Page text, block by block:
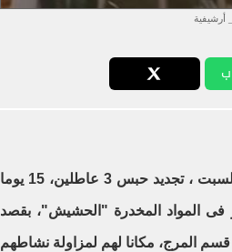
قرر قاضي المعارضات بنيابة المرج ، اليوم السبت ، تجديد حبس 3 عاطلين، 15 يوما
فى المواد المخدرة "الحشيش"، بقصد
المرج، مكانا لهم لمزاولة نشاطهم